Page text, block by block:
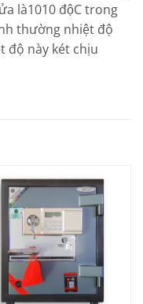
là1010 độC trong
thường nhiệt độ
độ này két chịu